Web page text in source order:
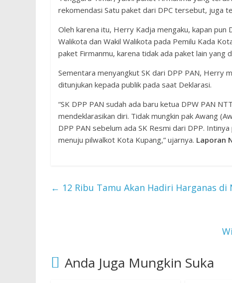
rekomendasi Satu paket dari DPC tersebut, juga
Oleh karena itu, Herry Kadja mengaku, kapan pun
Walikota dan Wakil Walikota pada Pemilu Kada
paket Firmanmu, karena tidak ada paket lain yang
Sementara menyangkut SK dari DPP PAN, Herry
ditunjukan kepada publik pada saat Deklarasi.
“SK DPP PAN sudah ada baru ketua DPW PAN
mendeklarasikan diri. Tidak mungkin pak Awang
DPP PAN sebelum ada SK Resmi dari DPP.
menuju pilwalkot Kota Kupang,” ujarnya. Laporan
← 12 Ribu Tamu Akan Hadiri Harganas di
Anda Juga Mungkin Suka